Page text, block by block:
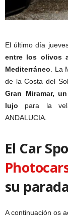
El último día
entre los olivos
Mediterráneo . La
de la Costa del
Gran Miramar,
lujo para la
ANDALUCIA.
El Car
su
A continuación os